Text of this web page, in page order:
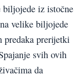
iz istočne
velike biljojede
predaka prerijetki
svih ovih
da